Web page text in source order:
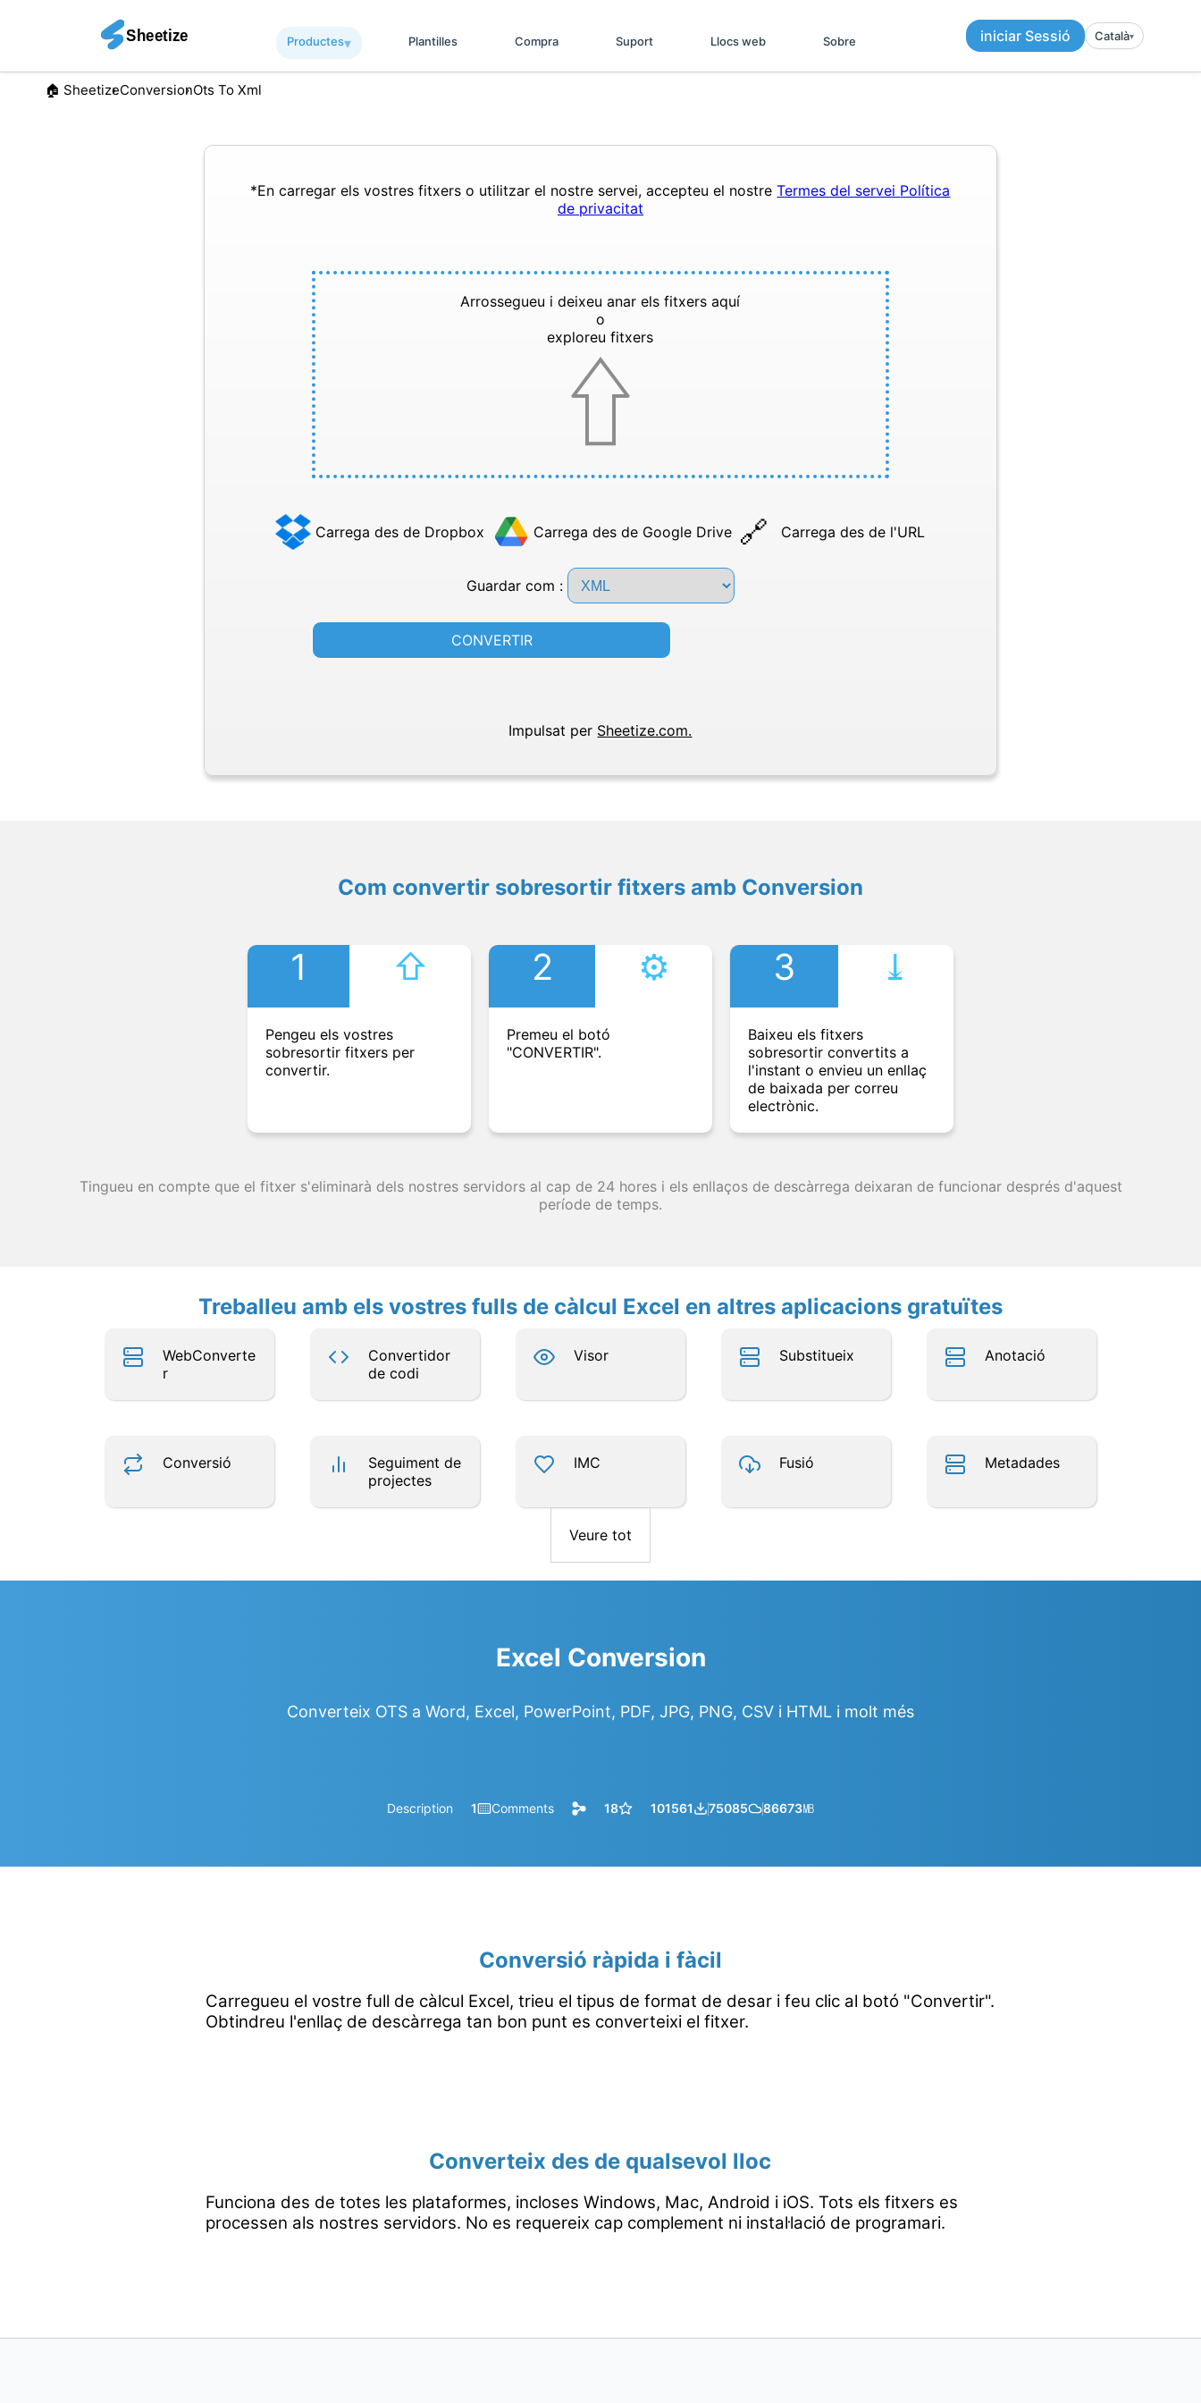
Productes▾︎ Plantilles Compra Suport Llocs web Sobre iniciar Sessió Català▾︎
🏠︎ SheetizeConversionOts To Xml
*En carregar els vostres fitxers o utilitzar el nostre servei, accepteu el nostreTermes del servei Política
de privacitat
Arrossegueu i deixeu anar els fitxers aquí
o
exploreu fitxers
Carrega des de Dropbox Carrega des de Google Drive Carrega des de l'URL
Guardar com :
CONVERTIR
Impulsat per Sheetize.com.
Com convertir sobresortir fitxers amb Conversion
1 ⇧︎
Pengeu els vostres
sobresortir fitxers per
convertir.
2 ⚙︎
Premeu el botó
"CONVERTIR".
3 ⤓︎
Baixeu els fitxers
sobresortir convertits a
l'instant o envieu un enllaç
de baixada per correu
electrònic.
Tingueu en compte que el fitxer s'eliminarà dels nostres servidors al cap de 24 hores i els enllaços de descàrrega deixaran de funcionar després d'aquest
període de temps.
Treballeu amb els vostres fulls de càlcul Excel en altres aplicacions gratuïtes
WebConverte
r
Convertidor
de codi
Visor Substitueix Anotació
Conversió
Seguiment de
projectes
IMC Fusió Metadades
Veure tot
Excel Conversion
Converteix OTS a Word, Excel, PowerPoint, PDF, JPG, PNG, CSV i HTML i molt més
Description 1 Comments 18 101561 75085 86673㎆︎
Conversió ràpida i fàcil
Carregueu el vostre full de càlcul Excel, trieu el tipus de format de desar i feu clic al botó "Convertir".
Obtindreu l'enllaç de descàrrega tan bon punt es converteixi el fitxer.
Converteix des de qualsevol lloc
Funciona des de totes les plataformes, incloses Windows, Mac, Android i iOS. Tots els fitxers es
processen als nostres servidors. No es requereix cap complement ni instal·lació de programari.